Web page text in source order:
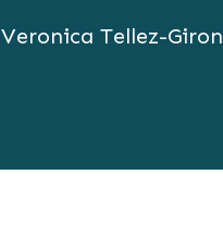
Veronica Tellez-Giron